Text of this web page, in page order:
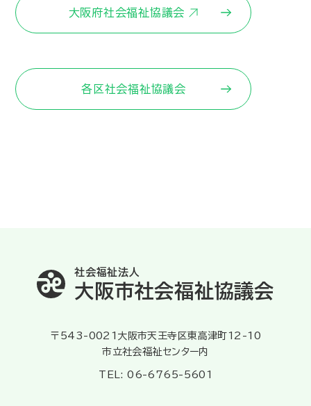
大阪府社会福祉協議会
各区社会福祉協議会
社会福祉法人
大阪市社会福祉協議会
〒543-0021大阪市天王寺区東高津町12-10
市立社会福祉センター内
TEL: 06-6765-5601